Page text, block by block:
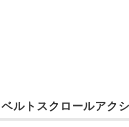
ルトスクロールアク